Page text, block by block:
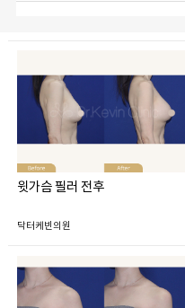
윗가슴 필러 전후
닥터케빈의원